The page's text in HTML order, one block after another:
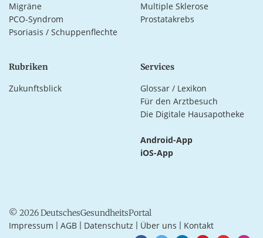
Migräne
Multiple Sklerose
PCO-Syndrom
Prostatakrebs
Psoriasis / Schuppenflechte
Rubriken
Zukunftsblick
Services
Glossar / Lexikon
Für den Arztbesuch
Die Digitale Hausapotheke
Android-App
iOS-App
© 2026 DeutschesGesundheitsPortal
Impressum AGB Datenschutz Über uns Kontakt